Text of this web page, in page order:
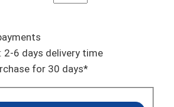
2-6 days delivery time
for 30 days*